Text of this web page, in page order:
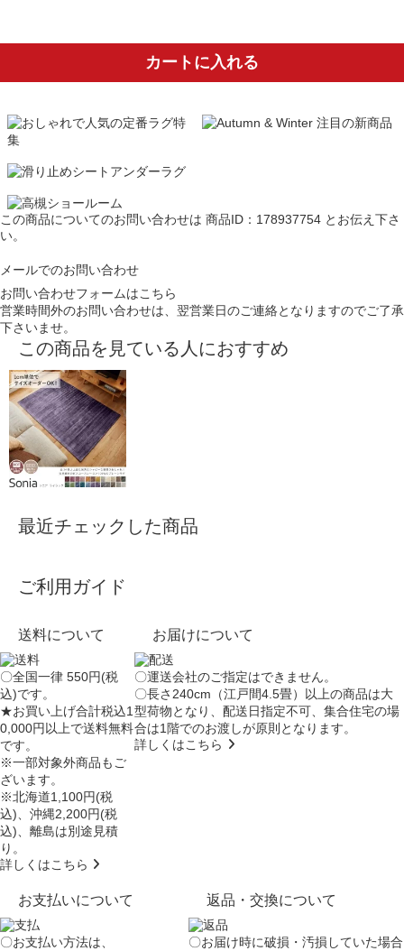
カートに入れる
この商品についてのお問い合わせは 商品ID：178937754 とお伝え下さ
い。
メールでのお問い合わせ
お問い合わせフォームはこちら
営業時間外のお問い合わせは、翌営業日のご連絡となりますのでご了承
下さいませ。
この商品を見ている人におすすめ
最近チェックした商品
ご利用ガイド
送料について
〇全国一律 550円(税
込)です。
★お買い上げ合計税込1
0,000円以上で送料無料
です。
※一部対象外商品もご
ざいます。
※北海道1,100円(税
込)、沖縄2,200円(税
込)、離島は別途見積
り。
詳しくはこちら
お届けについて
〇運送会社のご指定はできません。
〇長さ240cm（江戸間4.5畳）以上の商品は大
型荷物となり、配送日指定不可、集合住宅の場
合は1階でのお渡しが原則となります。
詳しくはこちら
お支払いについて
〇お支払い方法は、
返品・交換について
〇お届け時に破損・汚損していた場合